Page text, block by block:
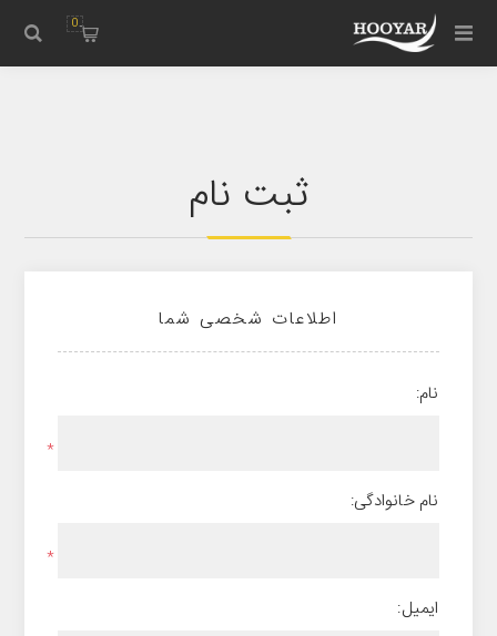
0
ثبت نام
اطلاعات شخصی شما
نام:
*
نام خانوادگی:
*
ایمیل: